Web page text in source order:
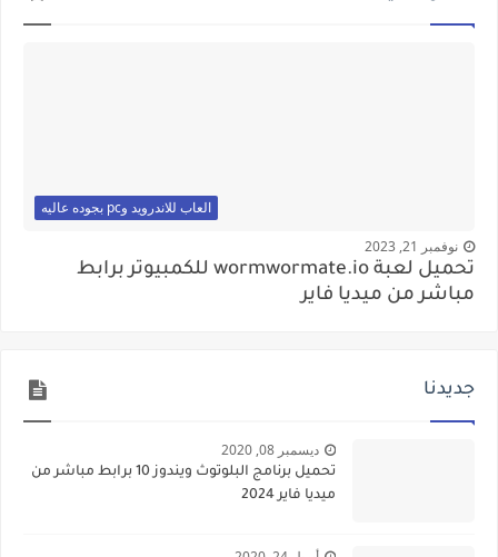
العاب للاندرويد وpc بجوده عاليه
نوفمبر 21, 2023
تحميل لعبة wormwormate.io للكمبيوتر برابط
مباشر من ميديا فاير
جديدنا
ديسمبر 08, 2020
تحميل برنامج البلوتوث ويندوز 10 برابط مباشر من
ميديا فاير 2024